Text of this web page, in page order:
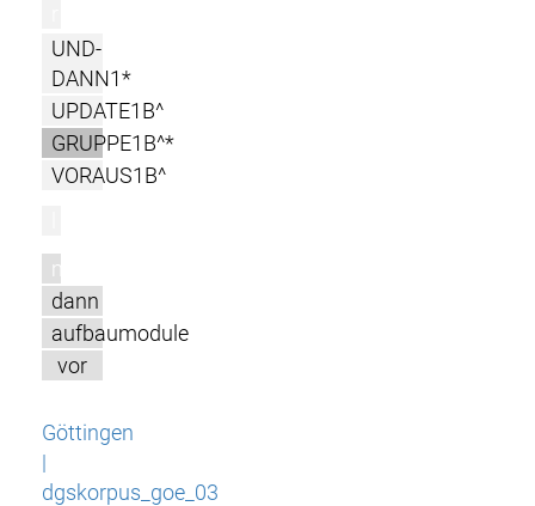
UND-
DANN1*
UPDATE1B^
GRUPPE1B^*
VORAUS1B^
m
dann
aufbaumodule
vor
Göttingen
|
dgskorpus_goe_03